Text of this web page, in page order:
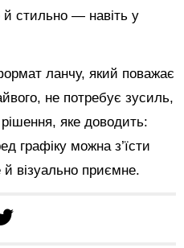
й стильно — навіть у
ланчу, який поважає
не потребує зусиль,
яке доводить:
графіку можна з’їсти
й візуально приємне.